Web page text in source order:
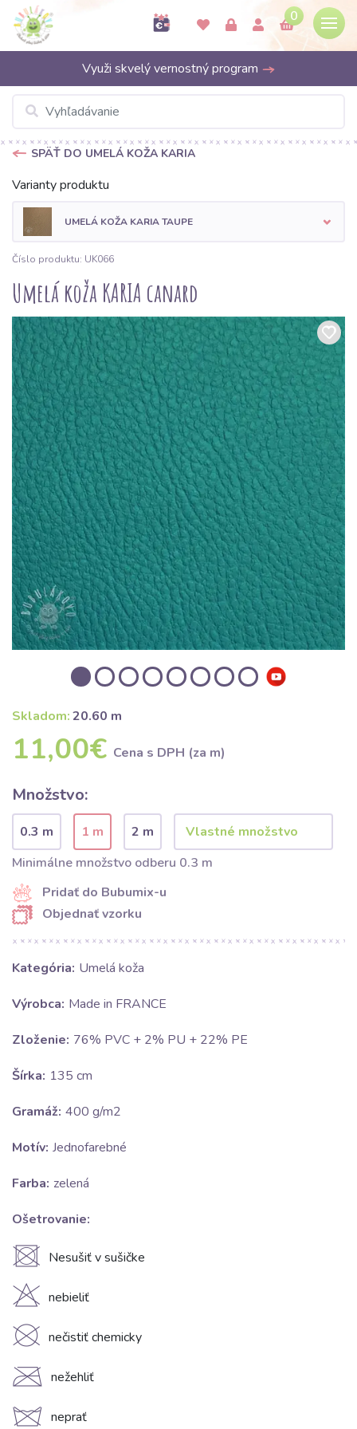
0
Využi skvelý vernostný program
SPÄŤ DO UMELÁ KOŽA KARIA
Varianty produktu
UMELÁ KOŽA KARIA TAUPE
Číslo produktu: UK066
Umelá koža KARIA canard
Skladom:20.60 m
11,00€ Cena s DPH (za m)
Množstvo:
0.3 m 1 m
2 m
Minimálne množstvo odberu 0.3 m
Pridať do Bubumix-u
Objednať vzorku
Kategória: Umelá koža
Výrobca: Made in FRANCE
Zloženie: 76% PVC + 2% PU + 22% PE
Šírka: 135 cm
Gramáž: 400 g/m2
Motív: Jednofarebné
Farba: zelená
Ošetrovanie:
U Nesušiť v sušičke
H nebieliť
K nečistiť chemicky
C nežehliť
d neprať